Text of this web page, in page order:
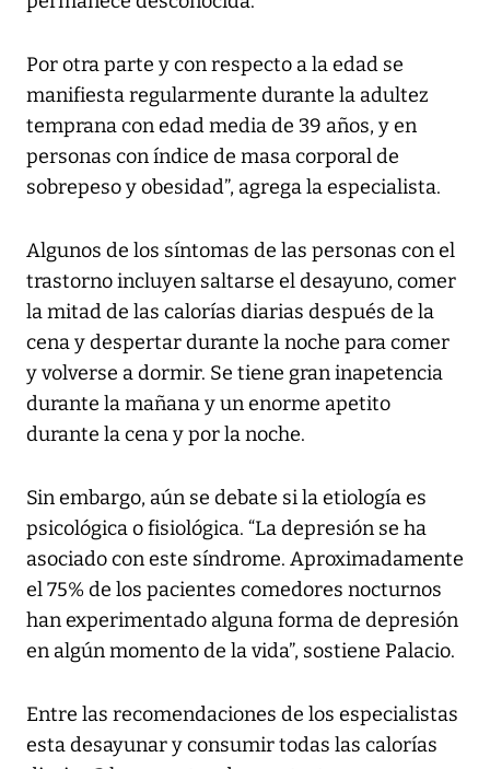
Por otra parte y con respecto a la edad se
manifiesta regularmente durante la adultez
temprana con edad media de 39 años, y en
personas con índice de masa corporal de
sobrepeso y obesidad”, agrega la especialista.
Algunos de los síntomas de las personas con el
trastorno incluyen saltarse el desayuno, comer
la mitad de las calorías diarias después de la
cena y despertar durante la noche para comer
y volverse a dormir. Se tiene gran inapetencia
durante la mañana y un enorme apetito
durante la cena y por la noche.
Sin embargo, aún se debate si la etiología es
psicológica o fisiológica. “La depresión se ha
asociado con este síndrome. Aproximadamente
el 75% de los pacientes comedores nocturnos
han experimentado alguna forma de depresión
en algún momento de la vida”, sostiene Palacio.
Entre las recomendaciones de los especialistas
esta desayunar y consumir todas las calorías